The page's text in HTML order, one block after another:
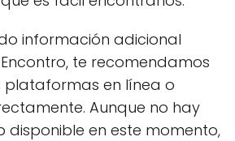
información adicional
te recomendamos
plataformas en línea o
Aunque no hay
disponible en este momento,